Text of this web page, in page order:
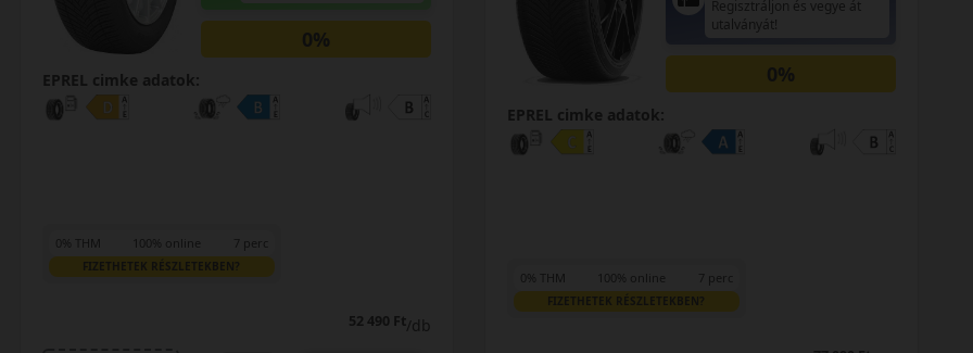
0%
EPREL cimke adatok:
0% THM 100% online 7 perc
FIZETHETEK RÉSZLETEKBEN?
39 890 Ft/db
EPREL cimke adatok: